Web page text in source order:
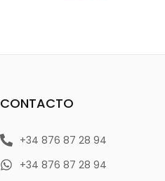
CONTACTO
+34 876 87 28 94
+34 876 87 28 94